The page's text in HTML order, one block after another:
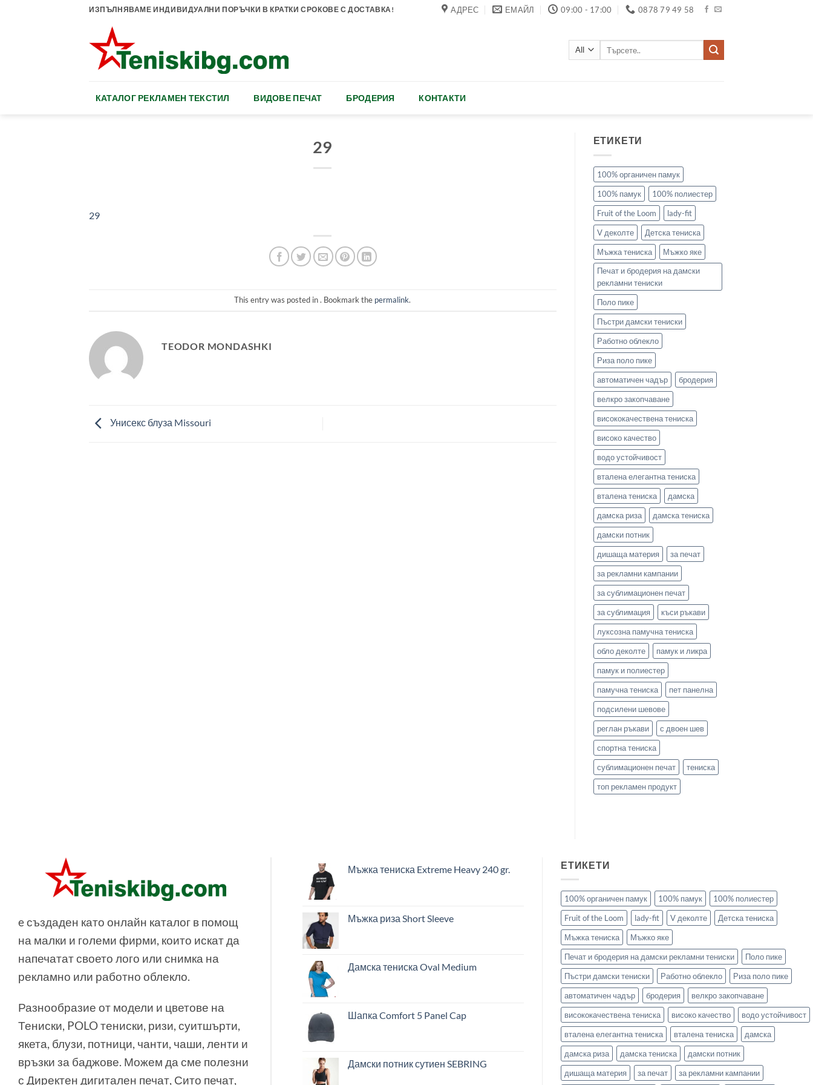
ИЗПЪЛНЯВАМЕ ИНДИВИДУАЛНИ ПОРЪЧКИ В КРАТКИ СРОКОВЕ С ДОСТАВКА! АДРЕС ЕМАЙЛ 09:00 - 17:00 0878 79 49 58
КАТАЛОГ РЕКЛАМЕН ТЕКСТИЛ ВИДОВЕ ПЕЧАТ БРОДЕРИЯ КОНТАКТИ
29
29
This entry was posted in . Bookmark the permalink.
TEODOR MONDASHKI
Унисекс блуза Missouri
ЕТИКЕТИ
100% органичен памук
100% памук
100% полиестер
Fruit of the Loom
lady-fit
V деколте
Детска тениска
Мъжка тениска
Мъжко яке
Печат и бродерия на дамски
рекламни тениски
Поло пике
Пъстри дамски тениски
Работно облекло
Риза поло пике
автоматичен чадър
бродерия
велкро закопчаване
висококачествена тениска
високо качество
водо устойчивост
вталена елегантна тениска
вталена тениска
дамска
дамска риза
дамска тениска
дамски потник
дишаща материя
за печат
за рекламни кампании
за сублимационен печат
за сублимация
къси ръкави
луксозна памучна тениска
обло деколте
памук и ликра
памук и полиестер
памучна тениска
пет панелна
подсилени шевове
реглан ръкави
с двоен шев
спортна тениска
сублимационен печат
тениска
топ рекламен продукт
e създаден като онлайн каталог в помощ
на малки и големи фирми, които искат да
напечатат своето лого или снимка на
рекламно или работно облекло.
Разнообразие от модели и цветове на
Тениски, POLO тениски, ризи, суитшърти,
якета, блузи, потници, чанти, чаши, ленти и
връзки за баджове. Можем да сме полезни
с Директен дигитален печат, Сито печат,
Мъжка тениска Extreme Heavy 240 gr.
Мъжка риза Short Sleeve
Дамска тениска Oval Medium
Шапка Comfort 5 Panel Cap
Дамски потник сутиен SEBRING
ЕТИКЕТИ
100% органичен памук 100% памук
100% полиестер
Fruit of the Loom
lady-fit V деколте
Детска тениска
Мъжка тениска
Мъжко яке
Печат и бродерия на дамски рекламни тениски
Поло пике
Пъстри дамски тениски
Работно облекло
Риза поло пике
автоматичен чадър
бродерия
велкро закопчаване
висококачествена тениска
високо качество
водо устойчивост
вталена елегантна тениска
вталена тениска
дамска
дамска риза
дамска тениска
дамски потник
дишаща материя
за печат за рекламни кампании